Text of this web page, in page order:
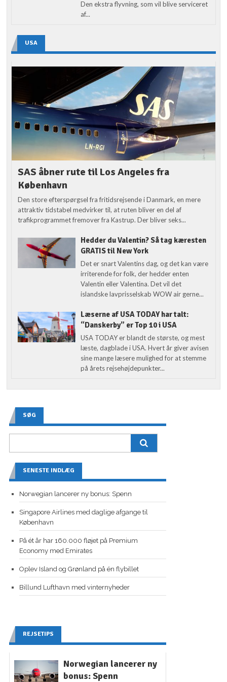
Den ekstra flyvning, som vil blive serviceret
af...
USA
SAS åbner rute til Los Angeles fra
København
Den store efterspørgsel fra fritidsrejsende i Danmark, en mere
attraktiv tidstabel medvirker til, at ruten bliver en del af
trafikprogrammet fremover fra Kastrup. Der bliver seks...
Hedder du Valentin? Så tag kæresten
GRATIS til New York
Det er snart Valentins dag, og det kan være
irriterende for folk, der hedder enten
Valentin eller Valentina. Det vil det
islandske lavprisselskab WOW air gerne...
Læserne af USA TODAY har talt:
“Danskerby” er Top 10 i USA
USA TODAY er blandt de største, og mest
læste, dagblade i USA. Hvert år giver avisen
sine mange læsere mulighed for at stemme
på årets rejsehøjdepunkter...
SØG
SENESTE INDLÆG
Norwegian lancerer ny bonus: Spenn
Singapore Airlines med daglige afgange til
København
På ét år har 160.000 fløjet på Premium
Economy med Emirates
Oplev Island og Grønland på én flybillet
Billund Lufthavn med vinternyheder
REJSETIPS
Norwegian lancerer ny
bonus: Spenn